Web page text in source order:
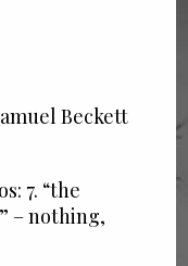
Beckett
7. “the
– nothing​,​